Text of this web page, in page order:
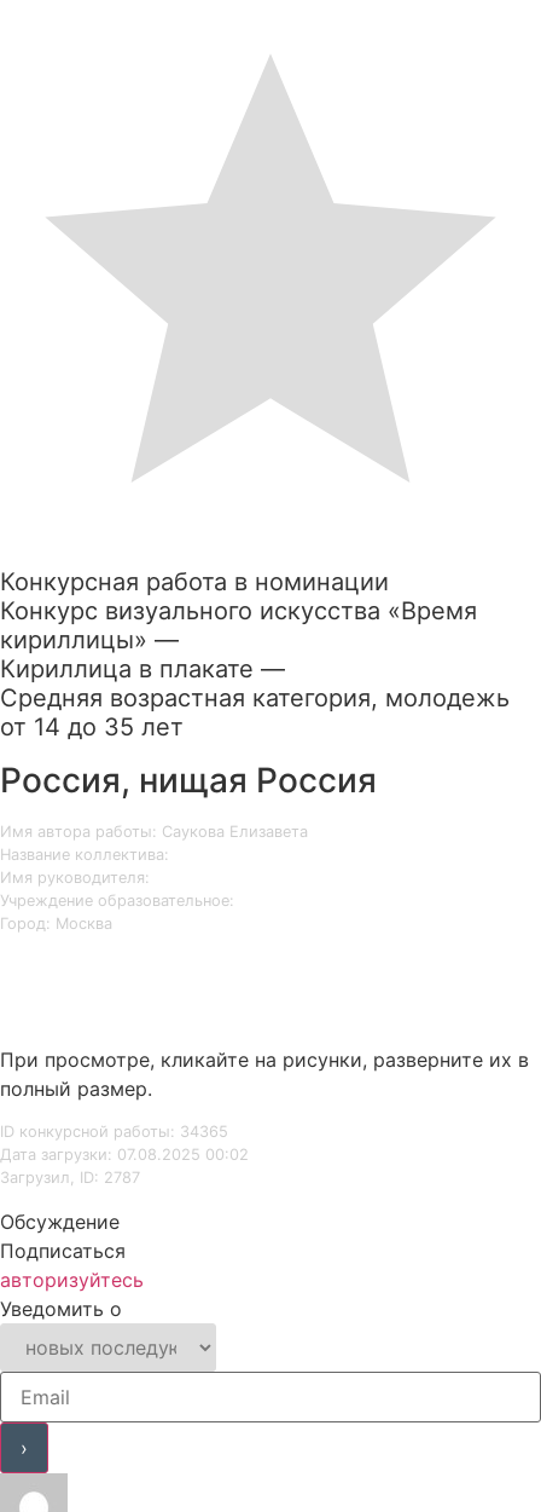
Конкурсная работа в номинации
Конкурс визуального искусства «Время
кириллицы» —
Кириллица в плакате —
Средняя возрастная категория, молодежь
от 14 до 35 лет
Россия, нищая Россия
Имя автора работы: Саукова Елизавета
Название коллектива:
Имя руководителя:
Учреждение образовательное:
Город: Москва
При просмотре, кликайте на рисунки, разверните их в
полный размер.
ID конкурсной работы: 34365
Дата загрузки: 07.08.2025 00:02
Загрузил, ID: 2787
Обсуждение
Подписаться
авторизуйтесь
Уведомить о